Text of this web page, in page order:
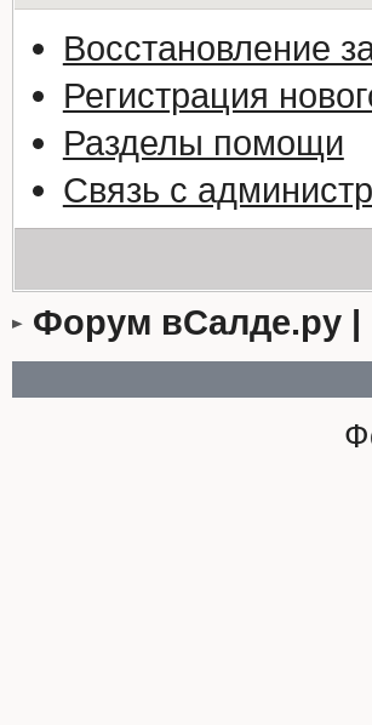
Восстановление
Регистрация
Разделы помощи
Связь с
Форум вСалде.ру